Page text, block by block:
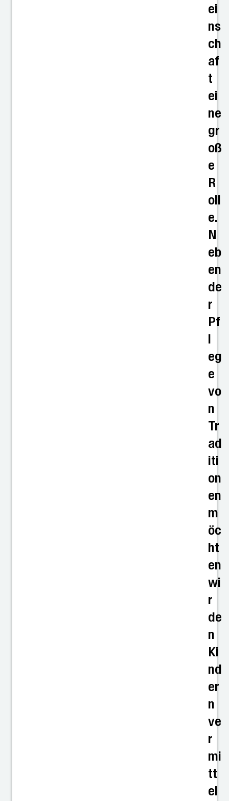
ei
ns
ch
af
t
ei
ne
gr
oß
e
R
oll
e.
N
eb
en
de
r
Pf
eg
e
vo
n
Tr
ad
iti
on
en
m
öc
ht
en
wi
r
de
n
Ki
nd
er
n
ve
r
mi
tt
el